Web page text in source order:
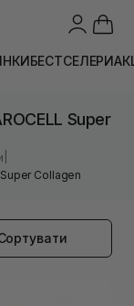
БЕСТСЕЛЕРИ
Super
Super Collagen